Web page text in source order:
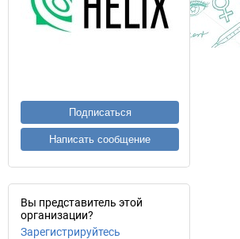
Подписаться
Написать сообщение
Вы представитель этой
организации?
Зарегистрируйтесь